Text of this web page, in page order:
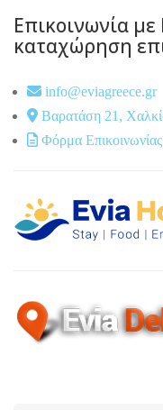
Επικοινωνία με
καταχώρηση
info@eviagreece.gr
Βαρατάση 21,
Φόρμα Επικοινωνίας